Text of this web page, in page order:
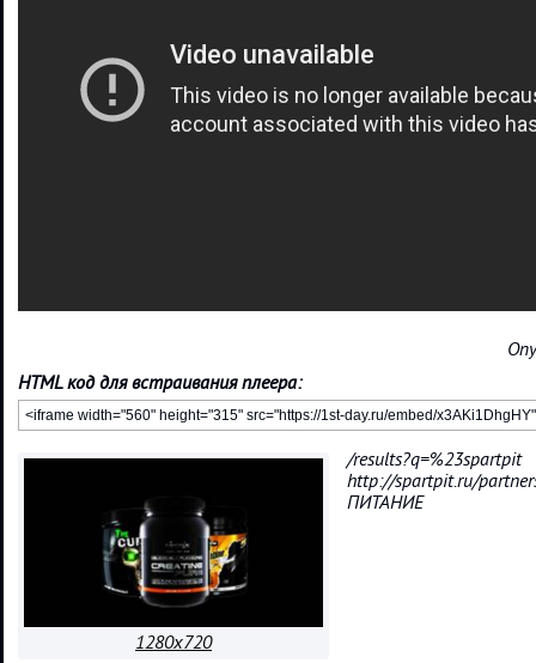
HTML код для встраивания плеера:
1280x720
/results?q=%23spartpit
http://spartpit.ru/
ПИТАНИЕ